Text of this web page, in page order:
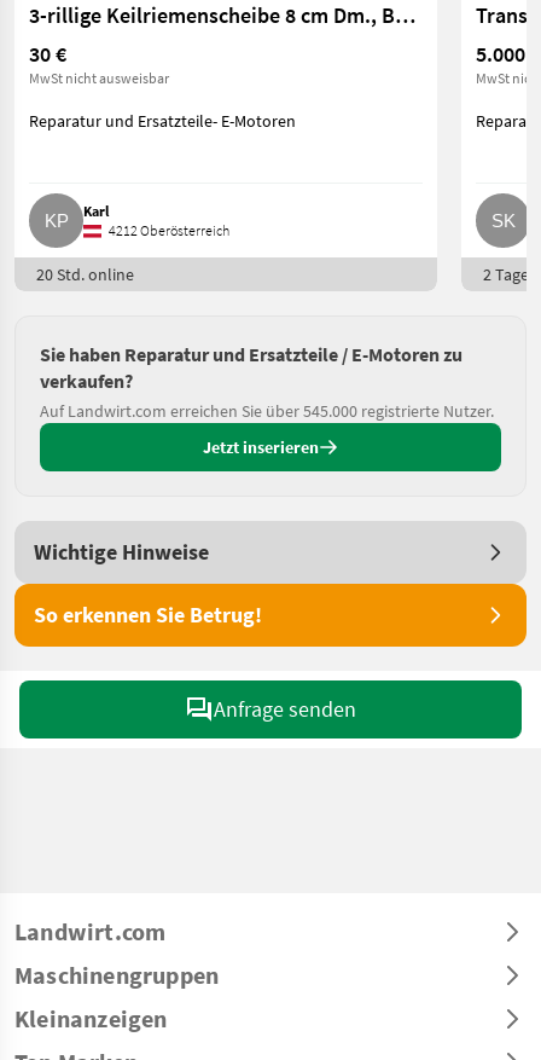
3-rillige Keilriemenscheibe 8 cm Dm., Bohrung 38 mm Dm.
30 €
MwSt nicht ausweisbar
Reparatur und Ersatzteile- E-Motoren
Karl
4212 Oberösterreich
20 Std. online
5.000 €
MwSt
2 Tage
Sie haben Reparatur und Ersatzteile / E-Motoren zu
verkaufen?
Auf Landwirt.com erreichen Sie über 545.000 registrierte Nutzer.
Jetzt inserieren
Wichtige Hinweise
So erkennen Sie Betrug!
Anfrage senden
Landwirt.com
Maschinengruppen
Kleinanzeigen